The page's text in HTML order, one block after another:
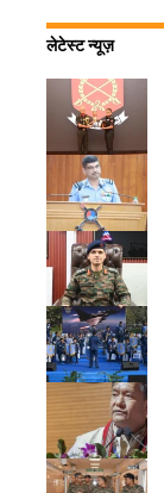
लेटेस्ट न्यूज़